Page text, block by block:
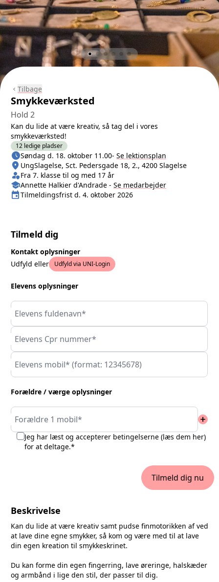
chevron_left Tilbage
Smykkeværksted
Hold 2
Kan du lide at være kreativ, så tag del i vores
smykkeværksted!
12 ledige pladser
Næste lektion
scheduleSøndag d. 18. oktober 11.00- Se lektionsplan
Sted/Adresse
location_on UngSlagelse, Sct. Pedersgade 18, 2., 4200 Slagelse
Klasse/Aldersbegrænsning
person_shieldFra 7. klasse til og med 17 år
Medarbejder
schoolAnnette Halkier d'Andrade - Se medarbejder
Tilmeldingsfrist
eventTilmeldingsfrist d. 4. oktober 2026
Tilmeld dig
Kontakt oplysninger
Udfyld eller
Udfyld via UNI-Login
Elevens oplysninger
Elevens fuldenavn*
Elevens Cpr nummer*
Elevens mobil* (format: 12345678)
Forældre / værge oplysninger
Forældre 1 mobil* add
Jeg har læst og accepterer betingelserne (læs dem her)
for at deltage.*
Tilmeld dig nu
Beskrivelse
Kan du lide at være kreativ samt pudse finmotorikken af ved
at lave dine egne smykker, så kom og være med til at lave
din egen kreation til smykkeskrinet.
Du kan forme din egen fingerring, lave øreringe, halskæder
og armbånd i lige den stil, der passer til dig.